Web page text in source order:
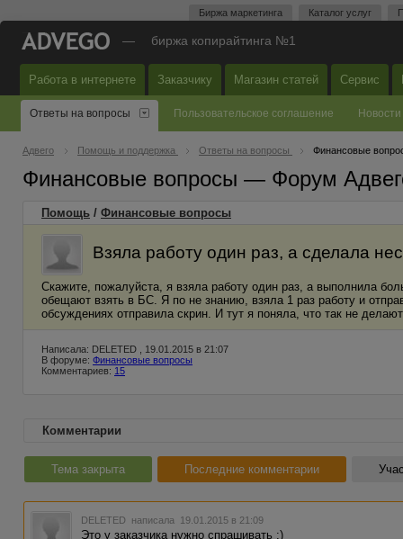
Биржа маркетинга Каталог услуг
— биржа копирайтинга №1
Работа в интернете Заказчику Магазин статей Сервис
Ответы на вопросы Пользовательское соглашение Новости
Адвего Помощь и поддержка Ответы на вопросы Финансовые
Финансовые вопросы — Форум
Помощь / Финансовые вопросы
Взяла работу один раз, а сделала
Скажите, пожалуйста, я взяла работу один раз, а выполнила
обещают взять в БС. Я по не знанию, взяла 1 раз работу и
обсуждениях отправила скрин. И тут я поняла, что так не
Написала: DELETED , 19.01.2015 в 21:07
В форуме: Финансовые вопросы
Комментариев: 15
Комментарии
Тема закрыта Последние комментарии
DELETED написала 19.01.2015 в 21:09
Это у заказчика нужно спрашивать :)